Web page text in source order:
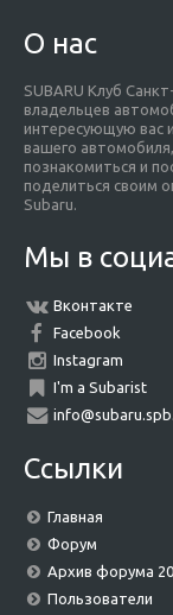
О нас
SUBARU Клуб
владельцев
интересующую вас
вашего
познакомиться и
поделиться своим
Subaru.
Мы в
Вконтакте
Facebook
Instagram
I'm a Subarist
Ссылки
Главная
Форум
Архив форума
Пользователи